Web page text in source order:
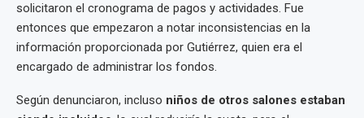
solicitaron el cronograma de pagos y actividades. Fue
entonces que empezaron a notar inconsistencias en la
información proporcionada por Gutiérrez, quien era el
encargado de administrar los fondos.
Según denunciaron, incluso niños de otros salones estaban